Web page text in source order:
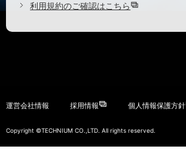
利用規約のご確認はこちら
運営会社情報 採用情報 個人情報保護方針
Copyright ©TECHNIUM CO.,LTD. All rights reserved.